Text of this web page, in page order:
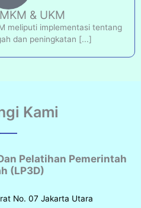
& UKM
meliputi implementasi tentang
dan peningkatan [...]
Kami
Pelatihan Pemerintah
(LP3D)
No. 07 Jakarta Utara